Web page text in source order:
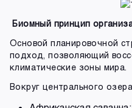
Биомный принцип
Основой планировочной
подход, позволяющий
климатические зоны мира.
Вокруг центрального